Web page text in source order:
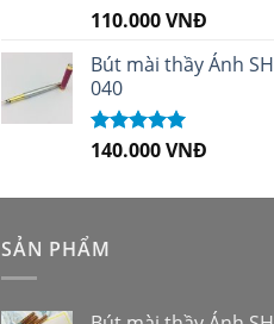
Được xếp
sao
110.000VNĐ
Bút mài thầy Ánh SH
040
Được xếp
140.000VNĐ
SẢN PHẨM